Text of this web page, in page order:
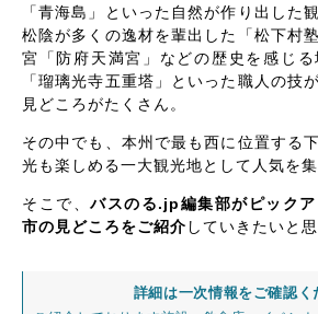
「青海島」といった自然が作り出した
松陰が多くの逸材を輩出した「松下村
宮「防府天満宮」などの歴史を感じ
「瑠璃光寺五重塔」といった職人の技
見どころがたくさん。
その中でも、本州で最も西に位置する
光も楽しめる一大観光地として人気を集
そこで、バスのる.jp編集部がピック
市の見どころをご紹介 していきたいと思
詳細は一次情報をご確認く